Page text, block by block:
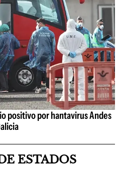
positivo por hantavirus Andes
ESTADOS